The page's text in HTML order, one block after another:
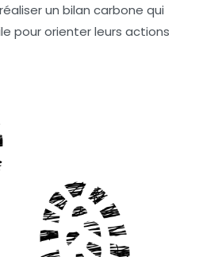
un bilan carbone qui
pour orienter leurs actions